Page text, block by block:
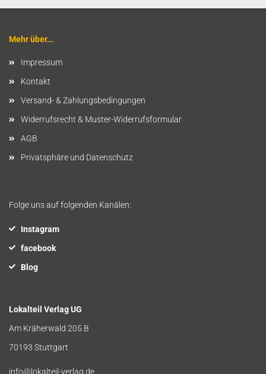
Mehr über...
Impressum
Kontakt
Versand- & Zahlungsbedingungen
Widerrufsrecht & Muster-Widerrufsformular
AGB
Privatsphäre und Datenschutz
Folge uns auf folgenden Kanälen:
Instagram
facebook
Blog
Lokalteil Verlag UG
Am Kräherwald 205 B
70193 Stuttgart
info@lokalteil-verlag.de